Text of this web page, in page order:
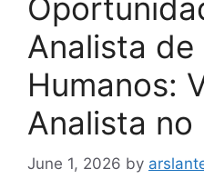
Analista de
Humanos:
Analista no
June 1, 2026 by